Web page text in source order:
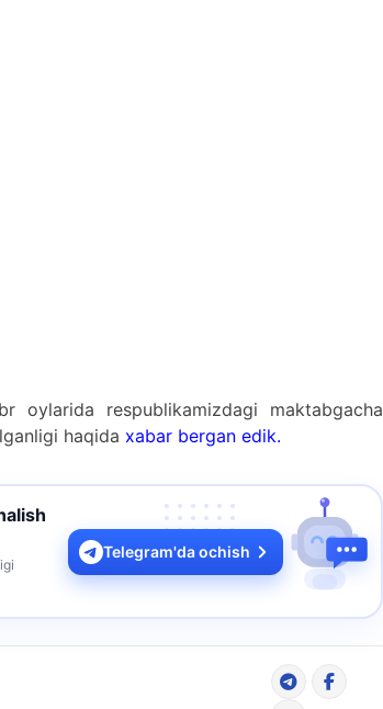
oylarida respublikamizdagi maktabgacha
haqida xabar bergan edik.
Telegram'da ochish